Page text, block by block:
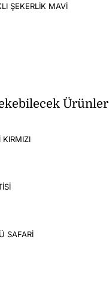
ŞEKERLİK MAVİ
Ürünler
KIRMIZI
SAFARİ